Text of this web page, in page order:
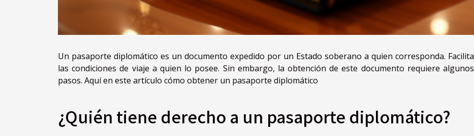
Un pasaporte diplomático es un documento expedido por un Estado soberano a quien corresponda. Facilita
las condiciones de viaje a quien lo posee. Sin embargo, la obtención de este documento requiere algunos
pasos. Aquí en este artículo cómo obtener un pasaporte diplomático
¿Quién tiene derecho a un pasaporte diplomático?